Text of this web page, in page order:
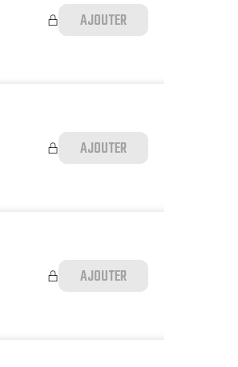
AJOUTER
AJOUTER
AJOUTER